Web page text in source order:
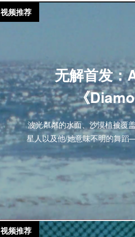
无解首发
《
波光粼粼的水面、沙漠植被覆
星人以及他/她意味不明的舞
视频推荐
视频推荐